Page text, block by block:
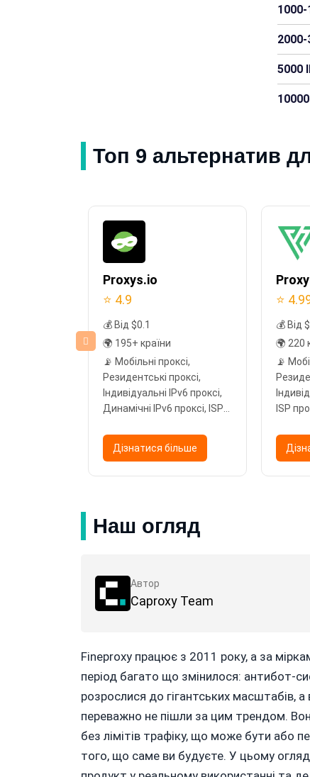
1000-
2000-
5000
Топ 9 альтернатив
Proxys.io
⭐ 4.9
💰 Від $0.1
🌍 195+ країни
📡 Мобільні проксі,
Резидентські проксі,
Індивідуальні IPv6 проксі,
Динамічні IPv6 проксі, ISP
проксі
Дізнатися більше
⭐
💰 Від
🌍 220
📡
ISP
Наш огляд
Автор
Caproxy Team
Fineproxy працює з 2011 року, а за
період багато що змінилося: антибот-
розрослися до гігантських масштабів,
переважно не пішли за цим трендом.
без лімітів трафіку, що може бути або
того, що саме ви будуєте. У цьому